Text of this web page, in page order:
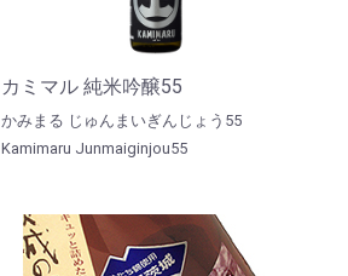
カミマル 純米吟醸55
かみまる じゅんまいぎんじょう55
Kamimaru Junmaiginjou55